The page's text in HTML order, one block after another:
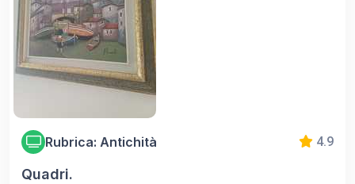
Rubrica: Antichità 4.9
Quadri.